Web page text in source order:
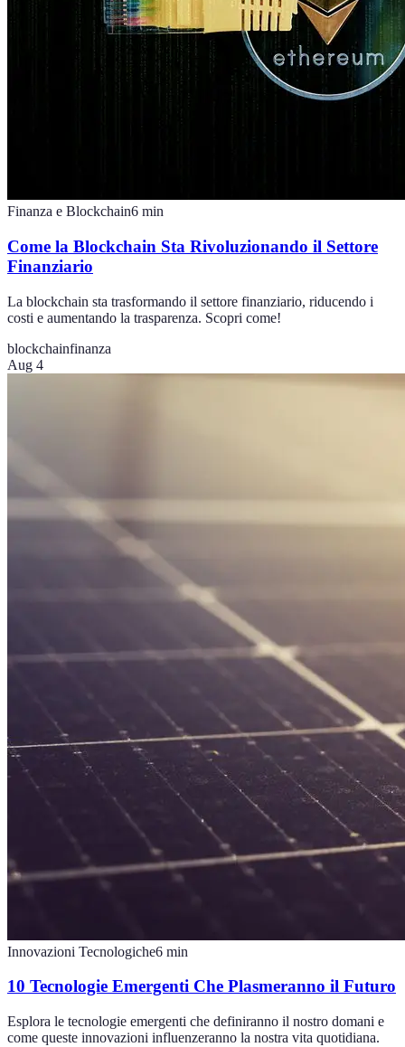
Finanza e Blockchain6 min
Come la Blockchain Sta Rivoluzionando il Settore
Finanziario
La blockchain sta trasformando il settore finanziario, riducendo i
costi e aumentando la trasparenza. Scopri come!
blockchainfinanza
Aug 4
Innovazioni Tecnologiche6 min
10 Tecnologie Emergenti Che Plasmeranno il Futuro
Esplora le tecnologie emergenti che definiranno il nostro domani e
come queste innovazioni influenzeranno la nostra vita quotidiana.